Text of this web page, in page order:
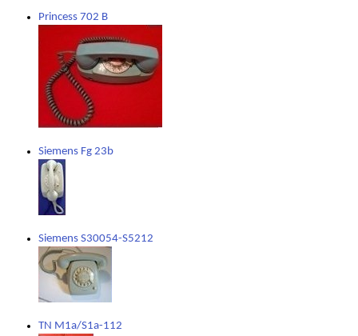
Princess 702 B
Siemens Fg 23b
Siemens S30054-S5212
TN M1a/S1a-112